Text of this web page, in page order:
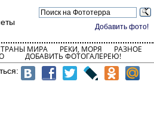
Добавить фото!
МИРА РЕКИ, МОРЯ РАЗНОЕ
ДОБАВИТЬ ФОТОГАЛЕРЕЮ!